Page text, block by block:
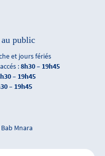
au public
et jours fériés
:8h30 – 19h45
– 19h45
– 19h45
Mnara